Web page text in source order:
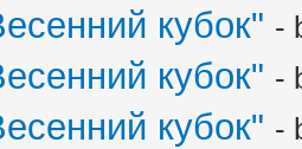
кубок" -
кубок" -
кубок" -